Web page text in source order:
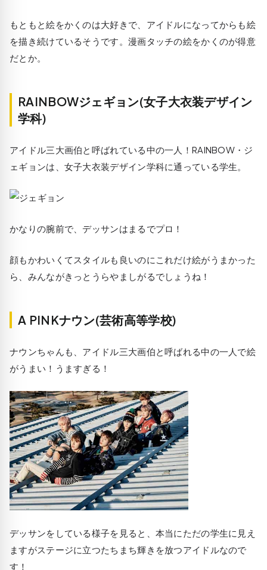
もともと絵をかくのは大好きで、アイドルになってからも絵
を描き続けているそうです。漫画タッチの絵をかくのが得意
だとか。
RAINBOWジェギョン(女子大衣装デザイン
学科)
アイドル三大画伯と呼ばれている中の一人！RAINBOW・ジ
ェギョンは、女子大衣装デザイン学科に通っている学生。
かなりの腕前で、デッサンはまるでプロ！
顔もかわいくてスタイルも良いのにこれだけ絵がうまかった
ら、みんながきっとうらやましがるでしょうね！
A PINKナウン(芸術高等学校)
ナウンちゃんも、アイドル三大画伯と呼ばれる中の一人で絵
がうまい！うますぎる！
デッサンをしている様子を見ると、本当にただの学生に見え
ますがステージに立つたちまち輝きを放つアイドルなので
す！